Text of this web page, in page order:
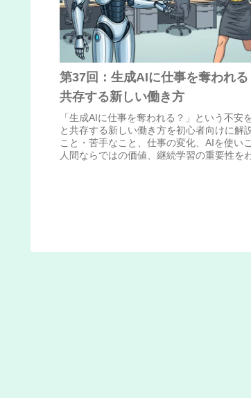
第37回：生成AIに仕事を奪われる
共存する新しい働き方
「生成AIに仕事を奪われる？」という不安
と共存する新しい働き方を初心者向けに解
こと・苦手なこと、仕事の変化、AIを使い
人間ならではの価値、継続学習の重要性を